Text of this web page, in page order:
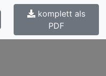
komplett als
PDF